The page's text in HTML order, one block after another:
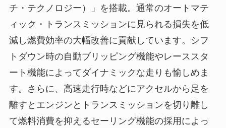
チ・テクノロジー）」を搭載。通常のオートマテ
ィック・トランスミッションに見られる損失を低
減し燃費効率の大幅改善に貢献しています。シフ
トダウン時の自動ブリッピング機能やレーススタ
ート機能によってダイナミックな走りも愉しめま
す。さらに、高速走行時などにアクセルから足を
離すとエンジンとトランスミッションを切り離し
て燃料消費を抑えるセーリング機能の採用によっ